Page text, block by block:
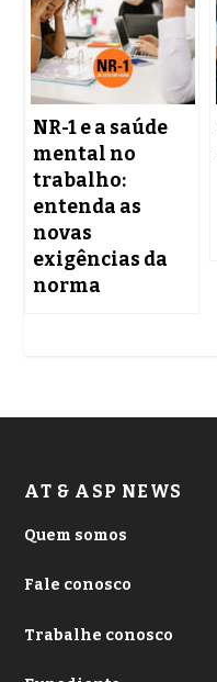
NR-1 e a saúde
mental no
trabalho:
entenda as
novas
exigências da
norma
AT & ASP NEWS
Quem somos
Fale conosco
Trabalhe conosco